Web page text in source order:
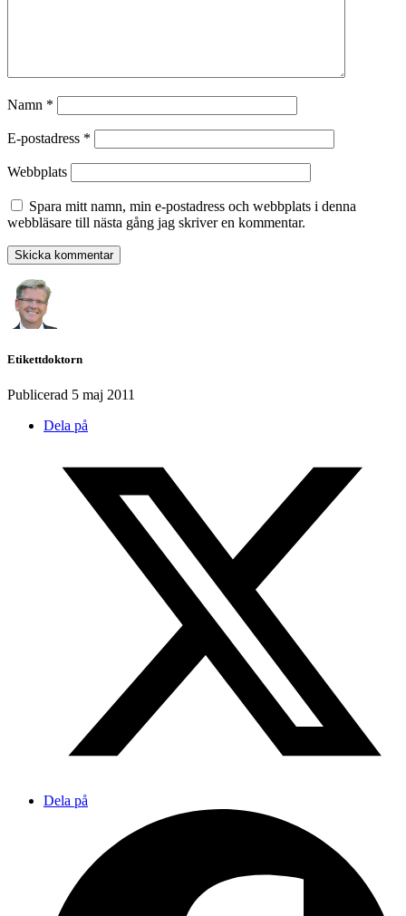
Namn *
E-postadress *
Webbplats
Spara mitt namn, min e-postadress och webbplats i denna
webbläsare till nästa gång jag skriver en kommentar.
Etikettdoktorn
Publicerad 5 maj 2011
Dela på
Dela på